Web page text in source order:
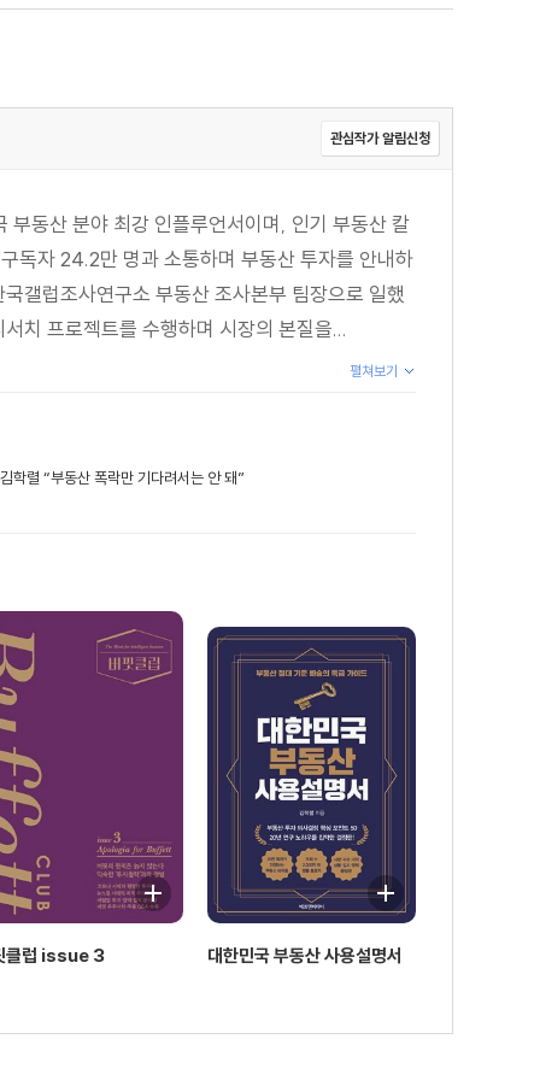
관심작가 알림신청
부동산 분야 최강 인플루언서이며, 인기 부동산 칼
독자 24.2만 명과 소통하며 부동산 투자를 안내하
갤럽조사연구소 부동산 조사본부 팀장으로 일했
치 프로젝트를 수행하며 시장의 본질을...
펼쳐보기
학렬 “부동산 폭락만 기다려서는 안 돼”
클럽 issue 3 대한민국 부동산 사용설명서